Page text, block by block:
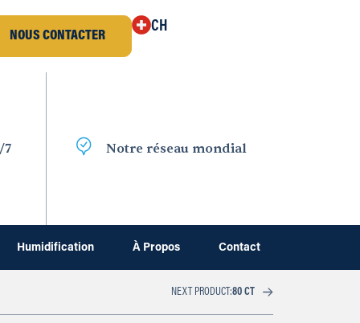
NOUS CONTACTER
CH
7 Notre réseau mondial
Humidification À Propos Contact
NEXT PRODUCT:80 CT